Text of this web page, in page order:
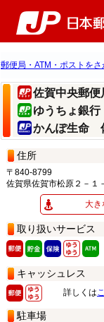
郵便局・ATM・ポストをさ
佐賀中央郵便
ゆうちょ銀
かんぽ生命
住所
〒840-8799
佐賀県佐賀市松原２－１
大き
取り扱いサービス
キャッシュレス
詳しくは
駐車場